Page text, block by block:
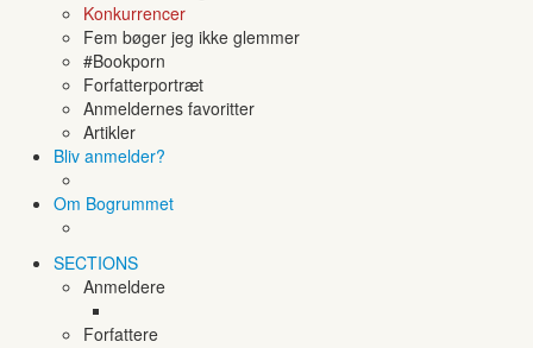
Konkurrencer
Fem bøger jeg ikke glemmer
#Bookporn
Forfatterportræt
Anmeldernes favoritter
Artikler
Bliv anmelder?
Om Bogrummet
SECTIONS
Anmeldere
Forfattere